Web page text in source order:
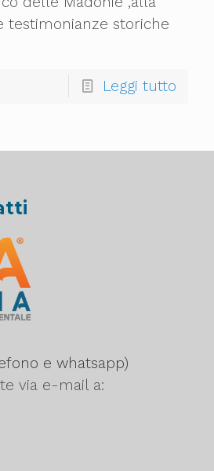
testimonianze storiche
Leggi tutto
e whatsapp)
via e-mail a: